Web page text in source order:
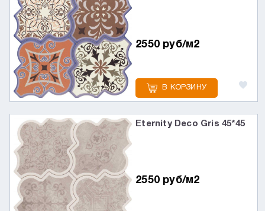
2550 руб/м2
В КОРЗИНУ
Eternity Deco Gris 45*45
2550 руб/м2